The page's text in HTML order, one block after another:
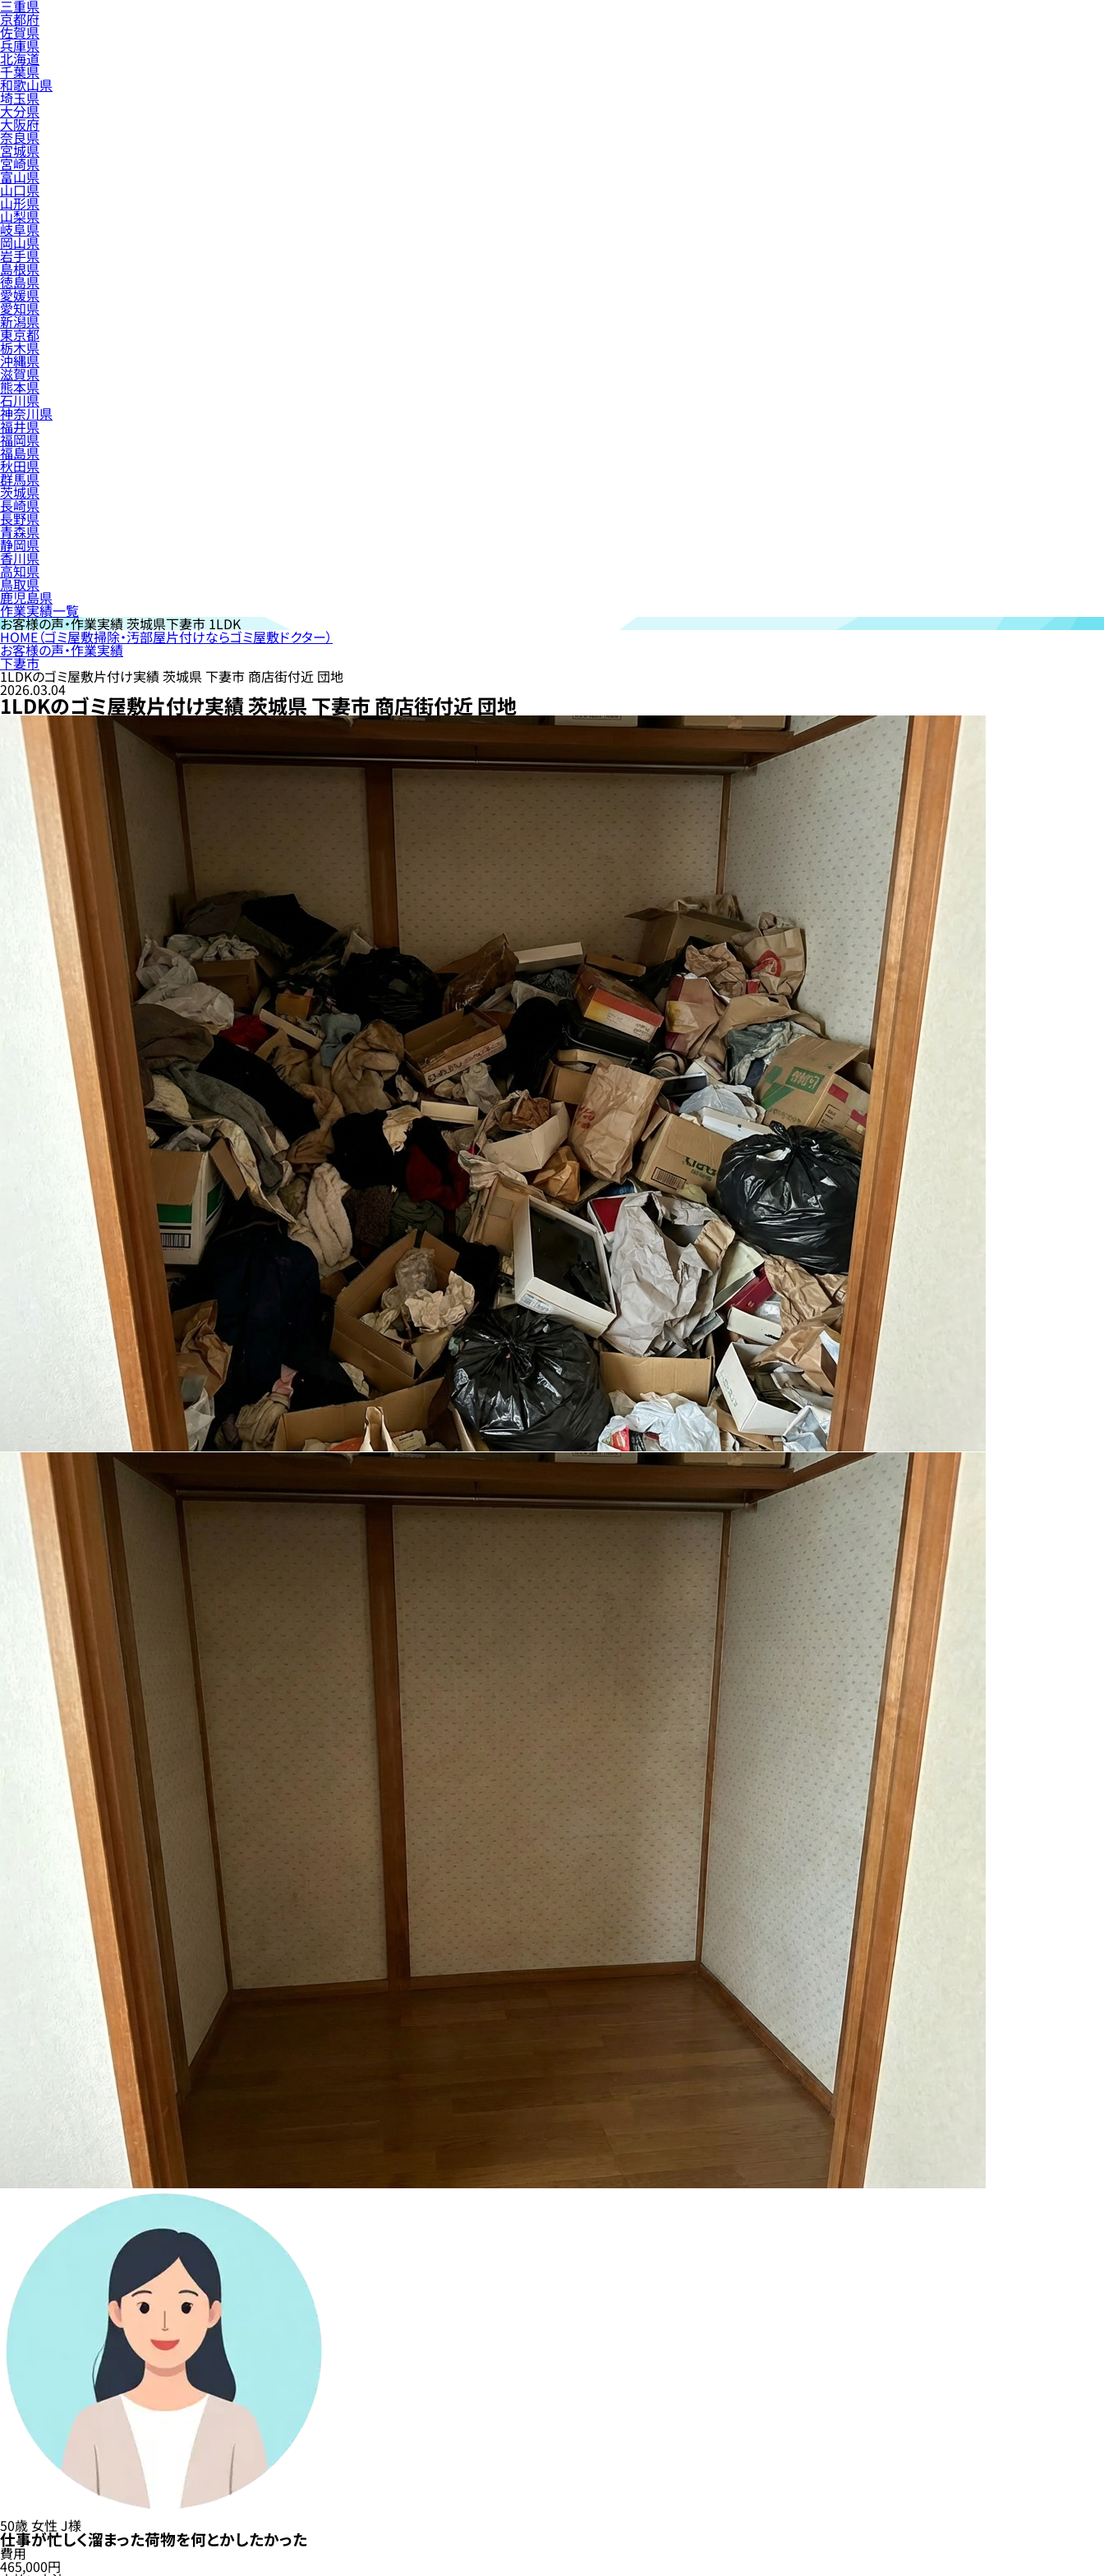
三重県
京都府
佐賀県
兵庫県
北海道
千葉県
和歌山県
埼玉県
大分県
大阪府
奈良県
宮城県
宮崎県
富山県
山口県
山形県
山梨県
岐阜県
岡山県
岩手県
島根県
徳島県
愛媛県
愛知県
新潟県
東京都
栃木県
沖縄県
滋賀県
熊本県
石川県
神奈川県
福井県
福岡県
福島県
秋田県
群馬県
茨城県
長崎県
長野県
青森県
静岡県
香川県
高知県
鳥取県
鹿児島県
作業実績一覧
お客様の声・作業実績茨城県下妻市 1LDK
HOME（ゴミ屋敷掃除・汚部屋片付けならゴミ屋敷ドクター）
お客様の声・作業実績
下妻市
1LDKのゴミ屋敷片付け実績 茨城県 下妻市 商店街付近 団地
2026.03.04
1LDKのゴミ屋敷片付け実績 茨城県 下妻市 商店街付近 団地
50歳女性 J様
仕事が忙しく溜まった荷物を何とかしたかった
費用
465,000円